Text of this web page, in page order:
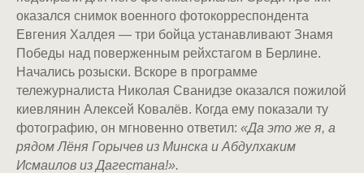
оказался снимок военного фотокорреспондента
Евгения Халдея — три бойца устанавливают Знамя
Победы над поверженным рейхстагом в Берлине.
Начались розыски. Вскоре в программе
тележурналиста Николая Сванидзе оказался пожилой
киевлянин Алексей Ковалёв. Когда ему показали ту
фотографию, он мгновенно ответил: «Да это же я, а
рядом Лёня Горычев из Минска и Абдулхаким
Исмаилов из Дагестана!».